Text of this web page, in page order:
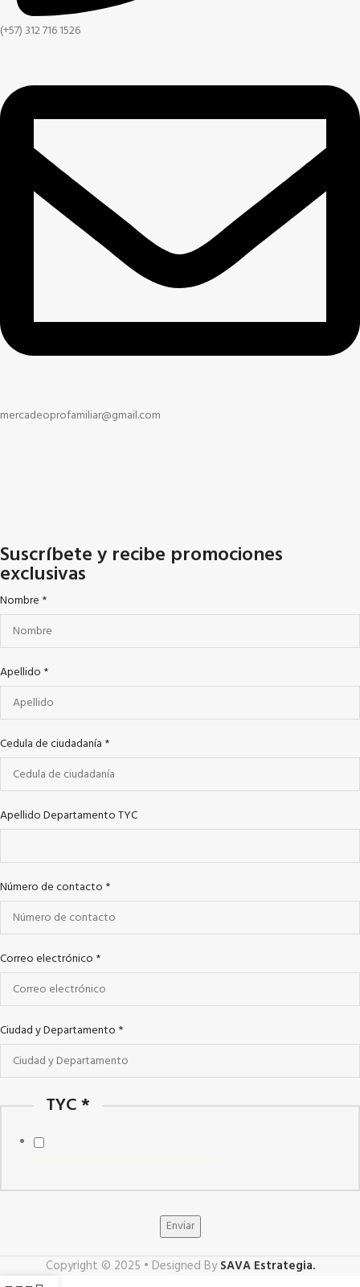
(+57) 312 716 1526
mercadeoprofamiliar@gmail.com
Suscríbete y recibe promociones
exclusivas
Nombre *
Apellido *
Cedula de ciudadanía *
Apellido Departamento TYC
Número de contacto *
Correo electrónico *
Ciudad y Departamento *
TYC*
Enviar
Copyright © 2025 • Designed BySAVA Estrategia.